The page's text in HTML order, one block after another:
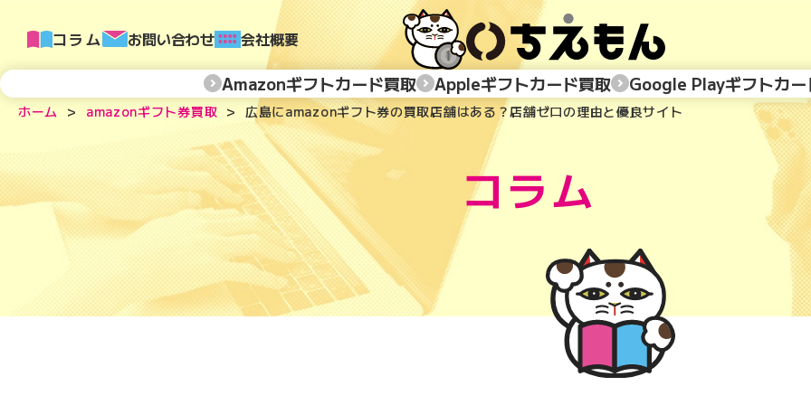
コラム お問い合わせ 会社概要
Amazonギフトカード買取 Appleギフトカード買取 Google Playギフトカー
ホーム amazonギフト券買取 広島にamazonギフト券の買取店舗はある？店舗ゼロの理由と優良サイト
コラム